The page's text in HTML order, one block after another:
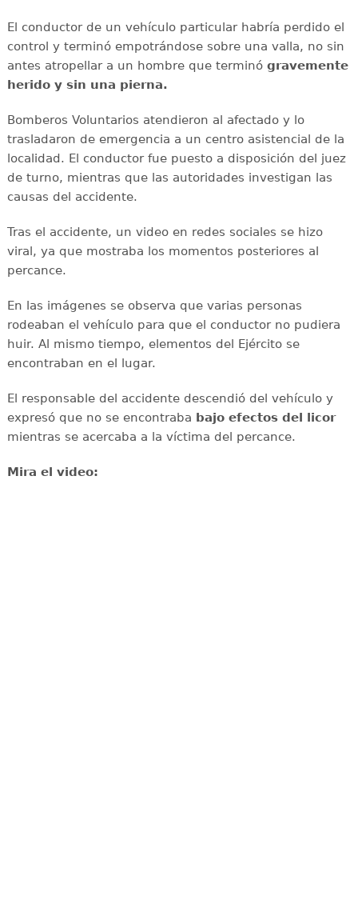
El conductor de un vehículo particular habría perdido el
control y terminó empotrándose sobre una valla, no sin
antes atropellar a un hombre que terminó gravemente
herido y sin una pierna.
Bomberos Voluntarios atendieron al afectado y lo
trasladaron de emergencia a un centro asistencial de la
localidad. El conductor fue puesto a disposición del juez
de turno, mientras que las autoridades investigan las
causas del accidente.
Tras el accidente, un video en redes sociales se hizo
viral, ya que mostraba los momentos posteriores al
percance.
En las imágenes se observa que varias personas
rodeaban el vehículo para que el conductor no pudiera
huir. Al mismo tiempo, elementos del Ejército se
encontraban en el lugar.
El responsable del accidente descendió del vehículo y
expresó que no se encontraba bajo efectos del licor
mientras se acercaba a la víctima del percance.
Mira el video: